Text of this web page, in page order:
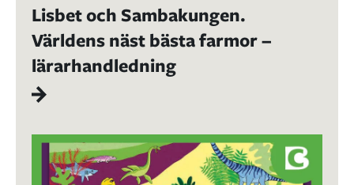
Lisbet och Sambakungen.
Världens näst bästa farmor –
lärarhandledning